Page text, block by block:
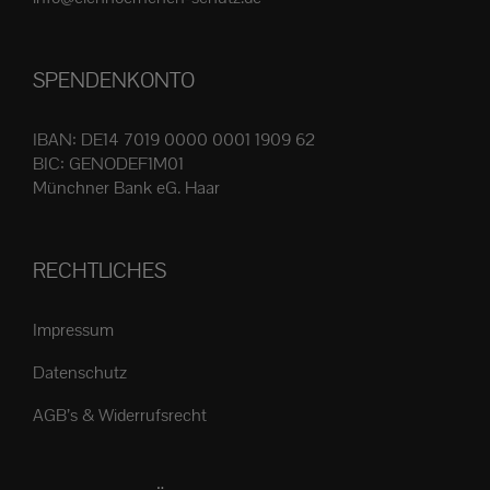
werden
SPENDENKONTO
IBAN: DE14 7019 0000 0001 1909 62
BIC: GENODEF1M01
Münchner Bank eG. Haar
RECHTLICHES
Impressum
Datenschutz
AGB’s & Widerrufsrecht